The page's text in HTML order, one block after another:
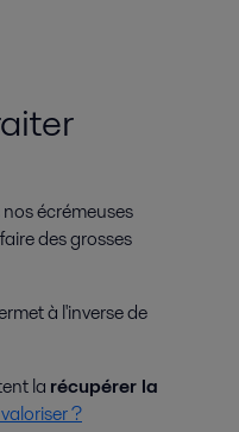
écrémeuses
des grosses
à l'inverse de
la récupérer la
?